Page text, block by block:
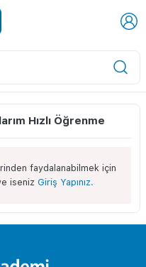
Hızlı Öğrenme
faydalanabilmek için
iseniz Giriş Yapınız.